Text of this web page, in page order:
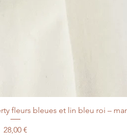
fleurs bleues et lin bleu roi –
Prix
28,00 €